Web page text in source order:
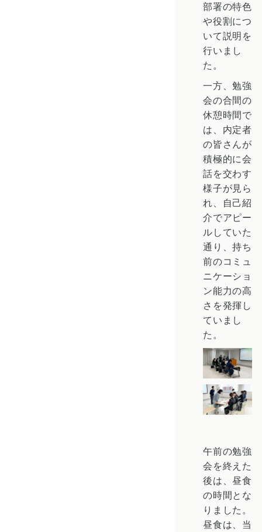
部署の特色
や役割につ
いて説明を
行いまし
た。
一方、勉強
会の合間の
休憩時間で
は、内定者
の皆さんが
積極的に会
話を交わす
様子が見ら
れ、自己紹
介でアピー
ルしていた
通り、持ち
前のコミュ
ニケーショ
ン能力の高
さを発揮し
ていまし
た。
午前の勉強
会を終えた
後は、昼食
の時間とな
りました。
昼食は、当